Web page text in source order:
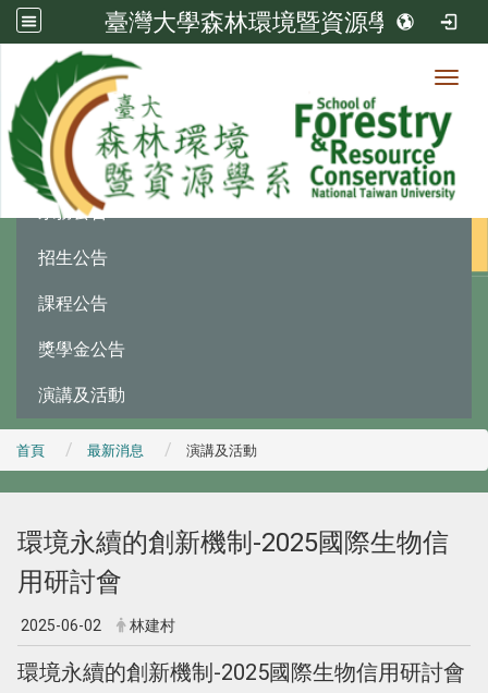
臺灣大學森林環境暨資源學系
最新消息
系務公告
招生公告
課程公告
獎學金公告
演講及活動
首頁 最新消息 演講及活動
環境永續的創新機制-2025國際生物信
用研討會
2025-06-02 林建村
環境永續的創新機制-2025國際生物信用研討會